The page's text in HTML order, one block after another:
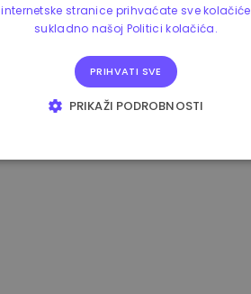
0.865215 € 0.00%
internetske stranice prihvaćate sve kolačiće
sukladno našoj Politici kolačića.
PRIHVATI SVE
PRIKAŽI PODROBNOSTI